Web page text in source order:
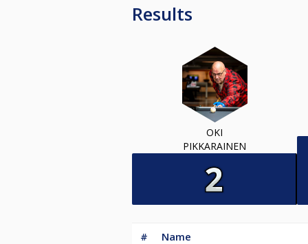
Results
OKI
PIKKARAINEN
# Name